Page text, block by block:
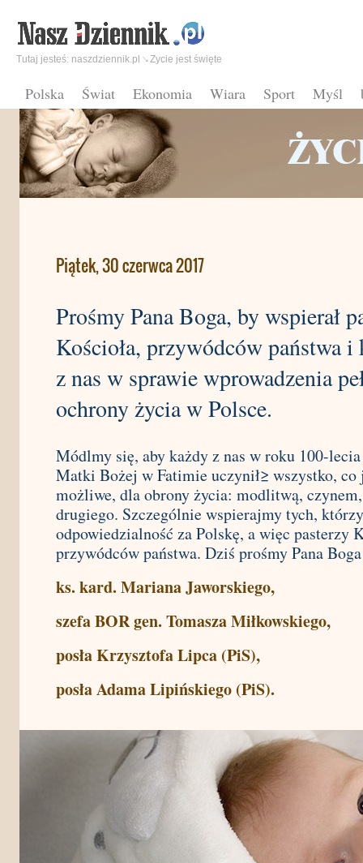
Polska Świat Ekonomia Wiara Sport Myśl
Tutaj jesteś: naszdziennik.pl Zycie jest święte
Piątek, 30 czerwca 2017
Prośmy Pana Boga, by wspierał
Kościoła, przywódców państwa i
z nas w sprawie wprowadzenia
ochrony życia w Polsce.
Módlmy się, aby każdy z nas w roku 100-
Matki Bożej w Fatimie uczynił≥ wszystko, co
możliwe, dla obrony życia: modlitwą,
drugiego. Szczególnie wspierajmy tych,
odpowiedzialność za Polskę, a więc pasterzy
przywódców państwa. Dziś prośmy Pana
ks. kard. Mariana Jaworskiego,
szefa BOR gen. Tomasza Miłkowskiego,
posła Krzysztofa Lipca (PiS),
posła Adama Lipińskiego (PiS).